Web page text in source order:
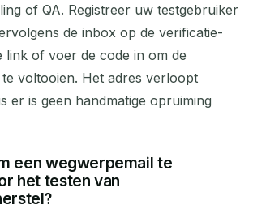
of QA. Registreer uw testgebruiker
de inbox op de verificatie-
link of voer de code in om de
voltooien. Het adres verloopt
er is geen handmatige opruiming
een wegwerpemail te
het testen van